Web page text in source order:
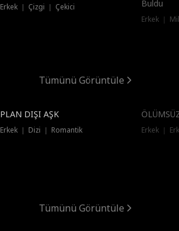
Erkek ｜ Çizgi ｜ Çekici
Buldu
Erkek ｜
Tümünü Görüntüle
PLAN DIŞI AŞK
Erkek ｜ Dizi ｜ Romantik Erkek ｜
Tümünü Görüntüle